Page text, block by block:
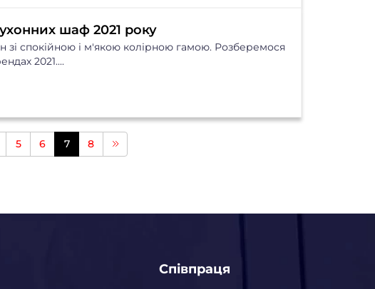
шаф 2021 року
зі спокійною і м'якою колірною гамою. Розберемося
2021....
5 6 7 8
Співпраця